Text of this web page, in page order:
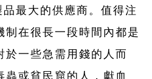
最大的供應商。值得注
制在很長一段時間內都是
於一些急需用錢的人而
或貧民窟的人，獻血